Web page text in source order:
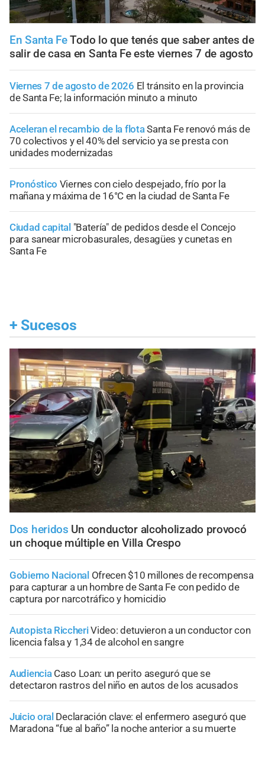
En Santa FeTodo lo que tenés que saber antes de
salir de casa en Santa Fe este viernes 7 de agosto
Viernes 7 de agosto de 2026 El tránsito en la provincia
de Santa Fe; la información minuto a minuto
Aceleran el recambio de la flotaSanta Fe renovó más de
70 colectivos y el 40% del servicio ya se presta con
unidades modernizadas
Pronóstico Viernes con cielo despejado, frío por la
mañana y máxima de 16°C en la ciudad de Santa Fe
Ciudad capital "Batería" de pedidos desde el Concejo
para sanear microbasurales, desagües y cunetas en
Santa Fe
+ Sucesos
Dos heridos Un conductor alcoholizado provocó
un choque múltiple en Villa Crespo
Gobierno Nacional Ofrecen $10 millones de recompensa
para capturar a un hombre de Santa Fe con pedido de
captura por narcotráfico y homicidio
Autopista RiccheriVideo: detuvieron a un conductor con
licencia falsa y 1,34 de alcohol en sangre
Audiencia Caso Loan: un perito aseguró que se
detectaron rastros del niño en autos de los acusados
Juicio oral Declaración clave: el enfermero aseguró que
Maradona “fue al baño” la noche anterior a su muerte